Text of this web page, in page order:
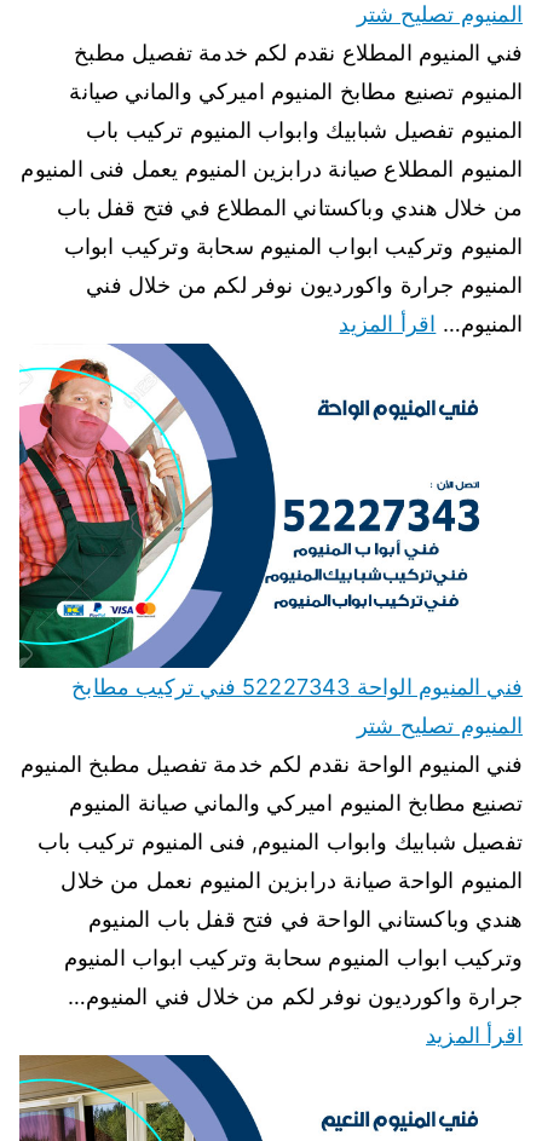
المنيوم تصليح شتر
فني المنيوم المطلاع نقدم لكم خدمة تفصيل مطبخ
المنيوم تصنيع مطابخ المنيوم اميركي والماني صيانة
المنيوم تفصيل شبابيك وابواب المنيوم تركيب باب
المنيوم المطلاع صيانة درابزين المنيوم يعمل فنى المنيوم
من خلال هندي وباكستاني المطلاع في فتح قفل باب
المنيوم وتركيب ابواب المنيوم سحابة وتركيب ابواب
المنيوم جرارة واكورديون نوفر لكم من خلال فني
المنيوم… اقرأ المزيد
فني المنيوم الواحة 52227343 فني تركيب مطابخ
المنيوم تصليح شتر
فني المنيوم الواحة نقدم لكم خدمة تفصيل مطبخ المنيوم
تصنيع مطابخ المنيوم اميركي والماني صيانة المنيوم
تفصيل شبابيك وابواب المنيوم, فنى المنيوم تركيب باب
المنيوم الواحة صيانة درابزين المنيوم نعمل من خلال
هندي وباكستاني الواحة في فتح قفل باب المنيوم
وتركيب ابواب المنيوم سحابة وتركيب ابواب المنيوم
جرارة واكورديون نوفر لكم من خلال فني المنيوم…
اقرأ المزيد